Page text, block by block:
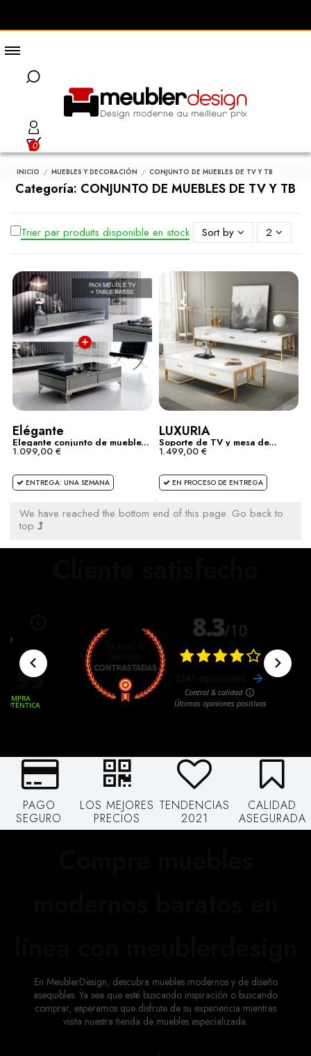
0
INICIO MUEBLES Y DECORACIÓN CONJUNTO DE MUEBLES DE TV Y TB
Categoría: CONJUNTO DE MUEBLES DE TV Y TB
Trier par produits disponible en stock Sort by 2
Elégante
Elegante conjunto de mueble...
1.099,00 €
ENTREGA: UNA SEMANA
LUXURIA
Soporte de TV y mesa de...
1.499,00 €
EN PROCESO DE ENTREGA
We have reached the bottom end of this page. Go back to
top
PAGO
SEGURO
LOS MEJORES
PRECIOS
TENDENCIAS
2021
CALIDAD
ASEGURADA
En MeublerDesign, descubra muebles modernos y de diseño
asequibles. Ya sea que esté buscando inspiración o buscando
comprar, esperamos que disfrute de su experiencia mientras
visita nuestra tienda de muebles especializada.